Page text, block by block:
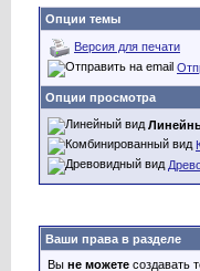
Опции темы
Версия для печати
Опции просмотра
Ваши права в разделе
Вы не можете создавать